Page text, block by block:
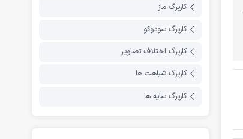
کاربرگ ماز
کاربرگ سودوکو
کاربرگ اختلاف تصاویر
کاربرگ شباهت ها
کاربرگ سایه ها